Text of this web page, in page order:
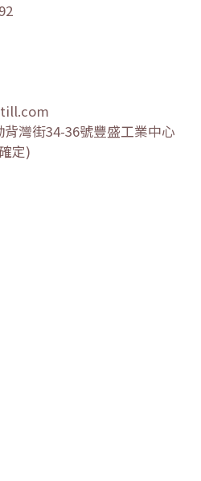
灣街34-36號豐盛工業中心
定)